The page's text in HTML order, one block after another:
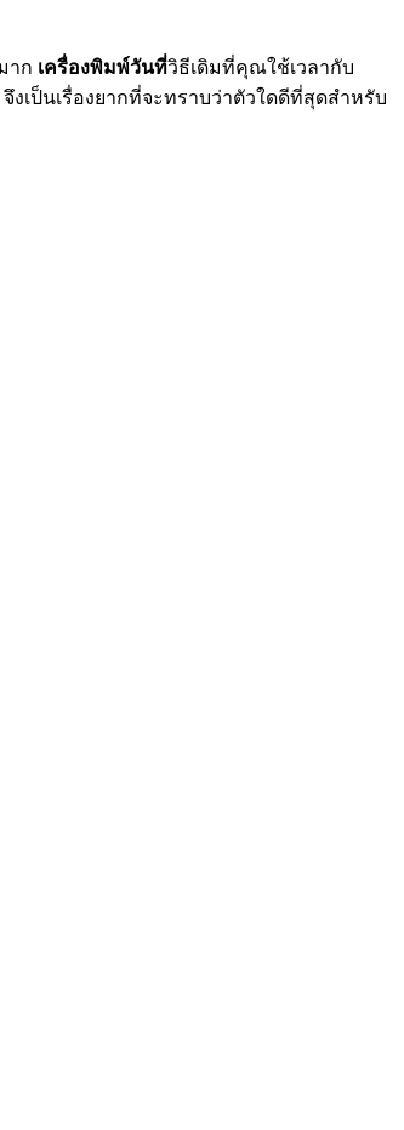
าก เครื่องพิมพ์วันที่วิธีเดิมที่คุณใช้เวลากับ
เป็นเรื่องยากที่จะทราบว่าตัวใดดีที่สุดสำหรับ